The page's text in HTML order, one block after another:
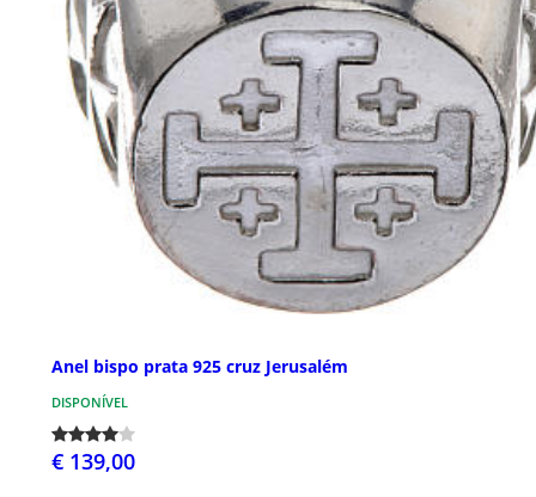
Anel bispo prata 925 cruz Jerusalém
DISPONÍVEL
€ 139,00